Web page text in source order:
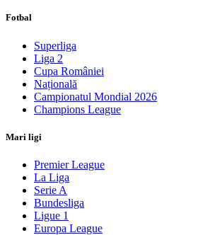
Fotbal
Superliga
Liga 2
Cupa României
Națională
Campionatul Mondial 2026
Champions League
Mari ligi
Premier League
La Liga
Serie A
Bundesliga
Ligue 1
Europa League